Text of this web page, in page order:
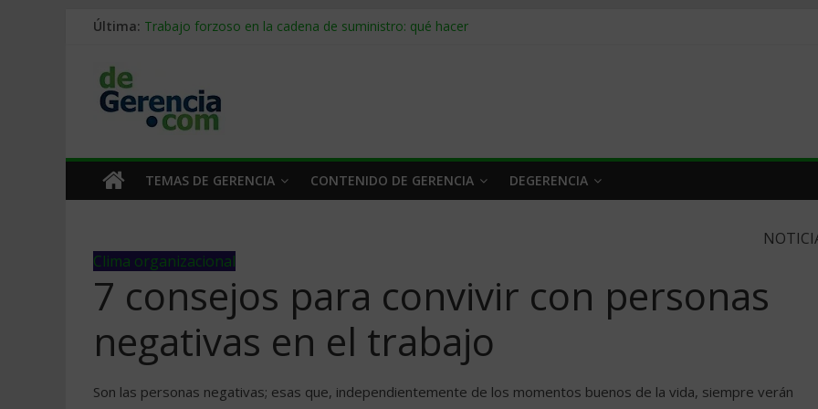
Última: Trabajo forzoso en la cadena de suministro: qué hacer
Despido silencioso: qué es y por qué sale tan caro
IA en selección de personal: cómo auditarla a tiempo
TEMAS DE GERENCIA CONTENIDO DE GERENCIA DEGERENCIA
Clima organizacional
7 consejos para convivir con personas
negativas en el trabajo
Son las personas negativas; esas que, independientemente de los momentos buenos de la vida, siempre verán